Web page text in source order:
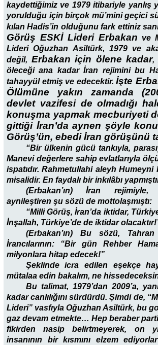
kaydettiğimiz ve 1979 itibariyle yanlış
yorulduğu için birçok mü’mini geçici
kılan Hadis’in olduğunu fark ettiniz
Görüş ESKİ Lideri Erbakan ve
Lideri Oğuzhan Asiltürk, 1979 ve
değil, Erbakan için ölene kadar,
öleceği ana kadar İran rejimini bu
tahayyül etmiş ve edecektir. İşte
Ölümüne yakın zamanda
devlet vazifesi de olmadığı
konuşma yapmak mecburiyeti
gittiği İran’da aynen şöyle
Görüş’ün, ebedi İran görüşünü
“Bir ülkenin gücü tankıyla,
Manevi değerlere sahip evlatlarıyla
ispatıdır. Rahmetullahi aleyh
misalidir. En faydalı bir inkılâbı
(Erbakan’ın) İran
aynileştiren şu sözü de mottolaşmıştı:
“Milli Görüş, İran’da iktidar,
İnşallah, Türkiye’de de iktidar
(Erbakan’ın) Bu sözü,
İrancılarının: “Bir gün Rehber
milyonlara hitap edecek!”
Şeklinde icra edilen eşekçe
mütalaa edin bakalım, ne
Bu talimat, 1979’dan 2009’a,
kadar canlılığını sürdürdü. Şimdi de,
Lideri” vasfıyla Oğuzhan Asiltürk, bu
gaz devam etmekte… Hep beraber
fikirden nasip belirtmeyerek, on
insanının bir kısmını elzem